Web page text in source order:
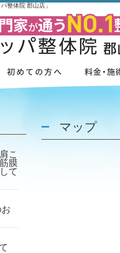
整体院 郡山店」
こ
膜
て
マップ